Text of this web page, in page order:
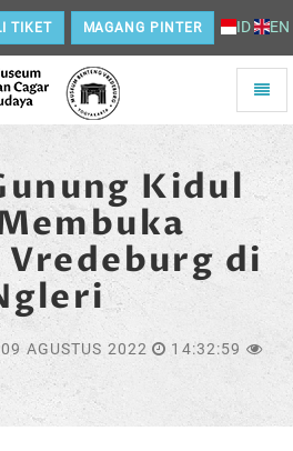
TIKET MAGANG PINTER ID EN
Toggle
Kidul
Vredeburg di
09 AGUSTUS 2022
14:32:59